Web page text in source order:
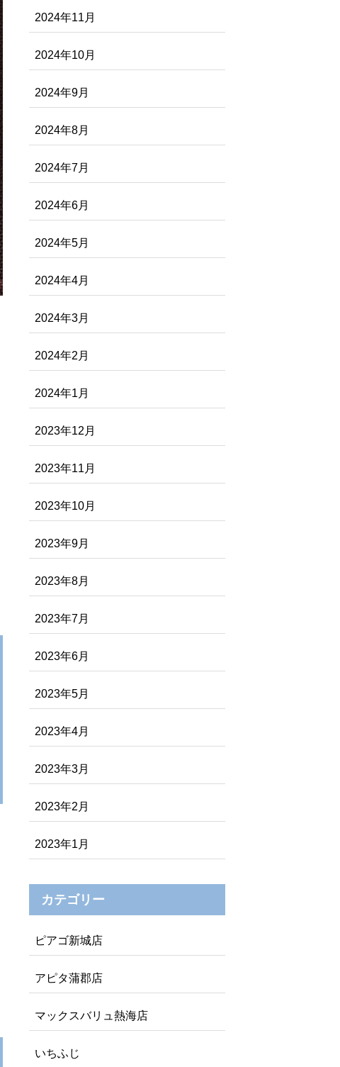
2024年11月
2024年10月
2024年9月
2024年8月
2024年7月
2024年6月
2024年5月
2024年4月
2024年3月
2024年2月
2024年1月
2023年12月
2023年11月
2023年10月
2023年9月
2023年8月
2023年7月
2023年6月
2023年5月
2023年4月
2023年3月
2023年2月
2023年1月
カテゴリー
ピアゴ新城店
アピタ蒲郡店
マックスバリュ熱海店
いちふじ